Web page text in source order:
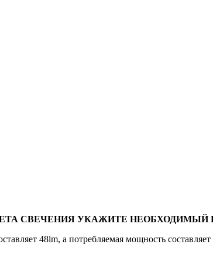
СВЕЧЕНИЯ УКАЖИТЕ НЕОБХОДИМЫЙ
48lm, а потребляемая мощность